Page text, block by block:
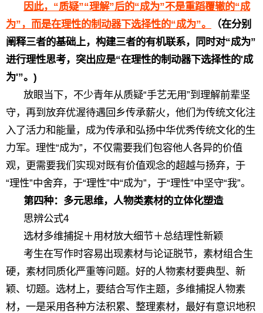
因此，“质疑”“理解”后的“成为”不是重蹈覆辙的“成
为”，而是在理性的制动器下选择性的“成为”。
（在分别
阐释三者的基础上，构建三者的有机联系，同时对“成为”
进行理性思考，突出应是“在理性的制动器下选择性的'成
为'”。)
放眼当下，不少青年从质疑“手艺无用”到理解前辈坚
守，再到放弃优渥待遇回乡传承薪火，他们为传统文化注
入了活力和能量，成为传承和弘扬中华优秀传统文化的生
力军。理性“成为”，不仅需要我们包容他人各异的价值
观，更需要我们实现对既有价值观念的超越与扬弃，于
“理性”中舍弃，于“理性”中“成为”，于“理性”中坚守“我”。
第四种：多元思维，人物类素材的立体化塑造
思辨公式4
选材多维捕捉＋用材放大细节＋总结理性新颖
考生在写作时容易出现素材与论证脱节，素材组合生
硬，素材同质化严重等问题。好的人物素材要典型、新
颖、切题。选材上，要结合写作主题，多维捕捉人物素
材，一是采用各种方法积累、整理素材，最好有意识地积